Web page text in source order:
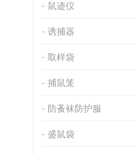
鼠迹仪
诱捕器
取样袋
捕鼠笼
防蚤袜防护服
盛鼠袋